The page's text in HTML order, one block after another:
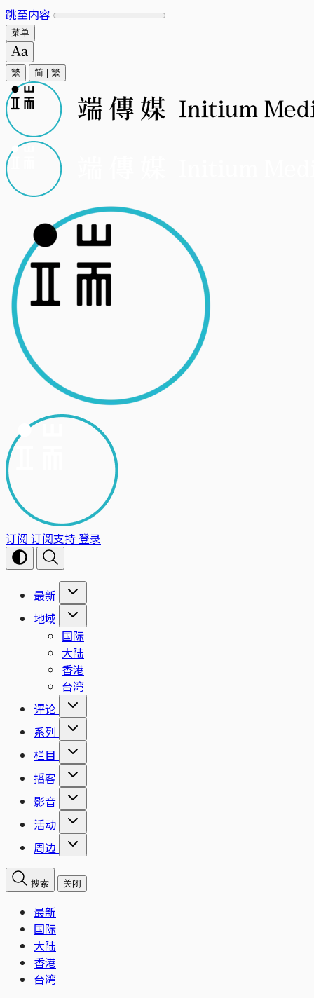
跳至内容
菜单
繁 简 繁
订阅 订阅支持登录
最新
地域
国际
大陆
香港
台湾
评论
系列
栏目
播客
影音
活动
周边
搜索 关闭
最新
国际
大陆
香港
台湾